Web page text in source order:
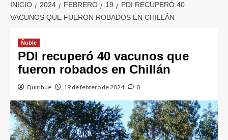
INICIO 2024 FEBRERO 19
PDI RECUPERÓ 40
VACUNOS QUE FUERON ROBADOS EN CHILLÁN
Ñuble
PDI recuperó 40 vacunos que
fueron robados en Chillán
Quirihue 19 de febrero de 2024 0